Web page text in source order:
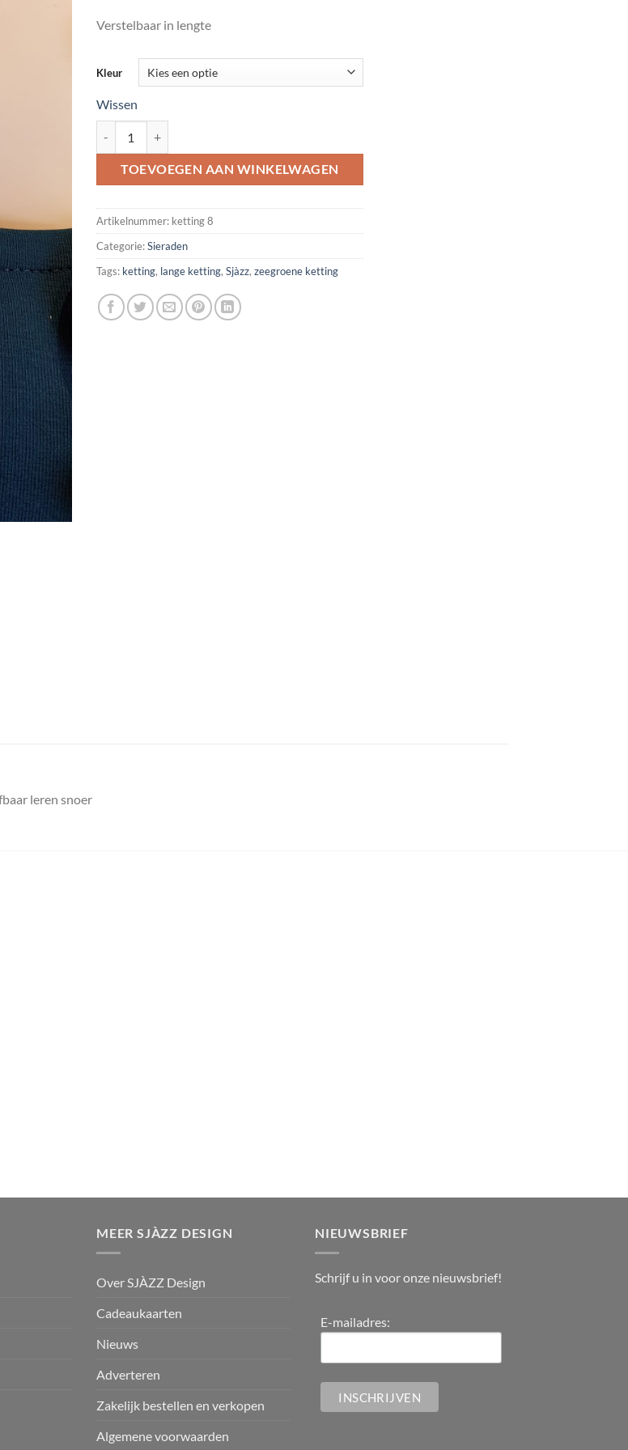
Verstelbaar in lengte
Kleur
Wissen
TOEVOEGEN AAN WINKELWAGEN
Artikelnummer: ketting 8
Categorie:Sieraden
Tags: ketting, lange ketting, Sjàzz, zeegroene ketting
leren snoer
MEER SJÀZZ DESIGN
Over SJÀZZ Design
Cadeaukaarten
Nieuws
Adverteren
Zakelijk bestellen en verkopen
Algemene voorwaarden
NIEUWSBRIEF
Schrijf u in voor onze nieuwsbrief!
E-mailadres: